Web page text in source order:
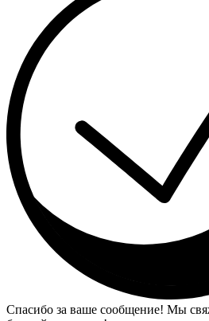
Спасибо за ваше сообщение! Мы